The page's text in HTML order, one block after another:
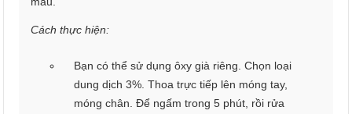
Cách thực hiện:
Bạn có thể sử dụng ôxy già riêng. Chọn loại
dung dịch 3%. Thoa trực tiếp lên móng tay,
móng chân. Để ngấm trong 5 phút, rồi rửa